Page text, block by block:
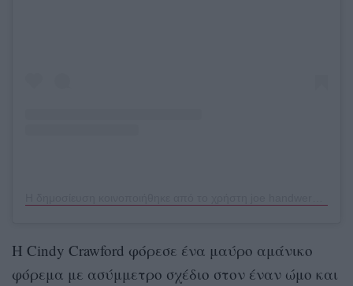
Η Cindy Crawford φόρεσε ένα μαύρο αμάνικο
φόρεμα με ασύμμετρο σχέδιο στον έναν ώμο και